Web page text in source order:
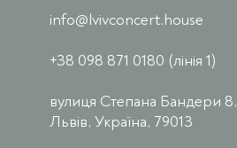
info@lvivconcert.house
+38 098 871 0180 (лінія 1)
вулиця Степана Бандери 8,
Львів, Україна, 79013